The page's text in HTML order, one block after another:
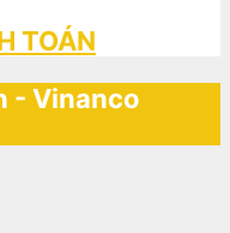
TOÁN
- Vinanco